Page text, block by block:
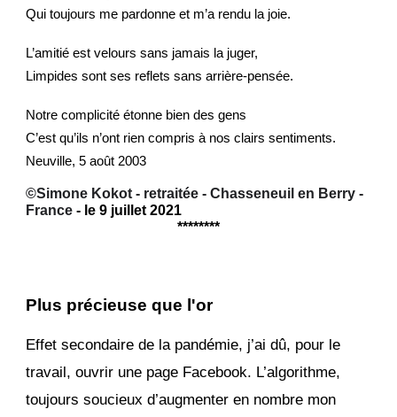
Qui toujours me pardonne et m’a rendu la joie.
L’amitié est velours sans jamais la juger,
Limpides sont ses reflets sans arrière-pensée.
Notre complicité étonne bien des gens
C’est qu’ils n’ont rien compris à nos clairs sentiments.
Neuville, 5 août 2003
©Simone Kokot - retraitée - Chasseneuil en Berry -
France - le 9 juillet 2021
********
Plus précieuse que l'or
Effet secondaire de la pandémie, j’ai dû, pour le
travail, ouvrir une page Facebook. L’algorithme,
toujours soucieux d’augmenter en nombre mon